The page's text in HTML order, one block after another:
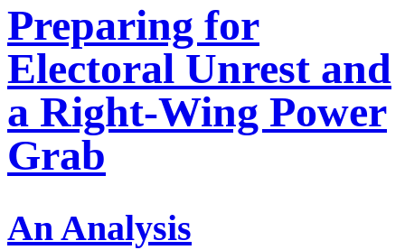
Preparing for
Electoral Unrest and
a Right-Wing Power
Grab
An Analysis